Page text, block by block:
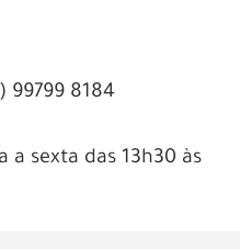
99799 8184
sexta das 13h30 às